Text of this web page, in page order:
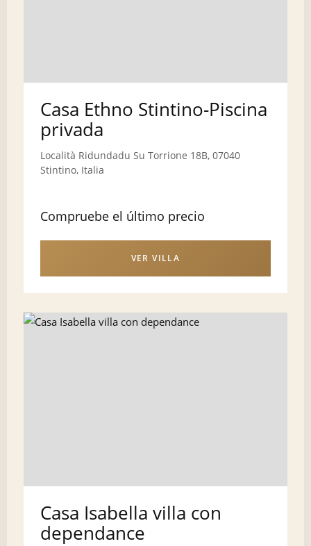
Casa Ethno Stintino-Piscina
privada
Località Ridundadu Su Torrione 18B, 07040
Stintino, Italia
Compruebe el último precio
VER VILLA
Casa Isabella villa con
dependance